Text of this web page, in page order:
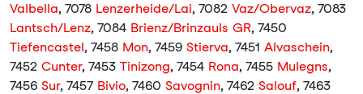
Valbella, 7078 Lenzerheide/Lai, 7082 Vaz/Obervaz, 7083
Lantsch/Lenz, 7084 Brienz/Brinzauls GR, 7450
Tiefencastel, 7458 Mon, 7459 Stierva, 7451 Alvaschein,
7452 Cunter, 7453 Tinizong, 7454 Rona, 7455 Mulegns,
7456 Sur, 7457 Bivio, 7460 Savognin, 7462 Salouf, 7463